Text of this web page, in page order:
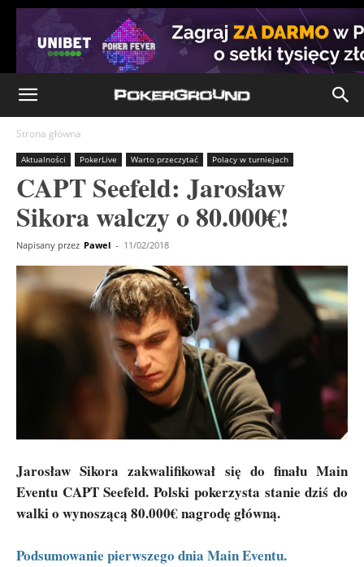
Strona główna
Aktualności PokerLive Warto przeczytać Polacy w turniejach
CAPT Seefeld: Jarosław
Sikora walczy o 80.000€!
Napisany przez Pawel - 11/02/2018
Jarosław Sikora zakwalifikował się do finału Main
Eventu CAPT Seefeld. Polski pokerzysta stanie dziś do
walki o wynoszącą 80.000€ nagrodę główną.
Podsumowanie pierwszego dnia Main Eventu.